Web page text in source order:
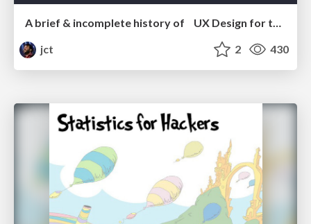
A brief & incomplete history of UX Design for the World Wide Web: 1989–2019
jct
2 430